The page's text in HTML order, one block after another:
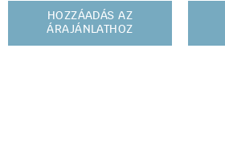
HOZZÁADÁS AZ
ÁRAJÁNLATHOZ